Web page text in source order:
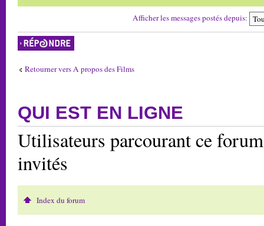
Afficher les messages postés depuis:
Répondre
Retourner vers A propos des Films
QUI EST EN LIGNE
Utilisateurs parcourant ce
invités
Index du forum